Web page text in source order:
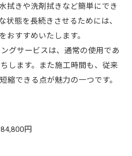
拭きや洗剤拭きなど簡単にでき
状態を長続きさせるためには、
おすすめいたします。
グサービスは、通常の使用であ
します。また施工時間も、従来
縮できる点が魅力の一つです。
円